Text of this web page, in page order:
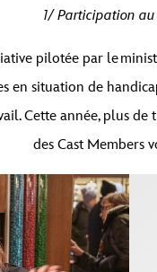
1/ Participation
pilotée par le
en situation de
Cette année, plus
des Cast Members